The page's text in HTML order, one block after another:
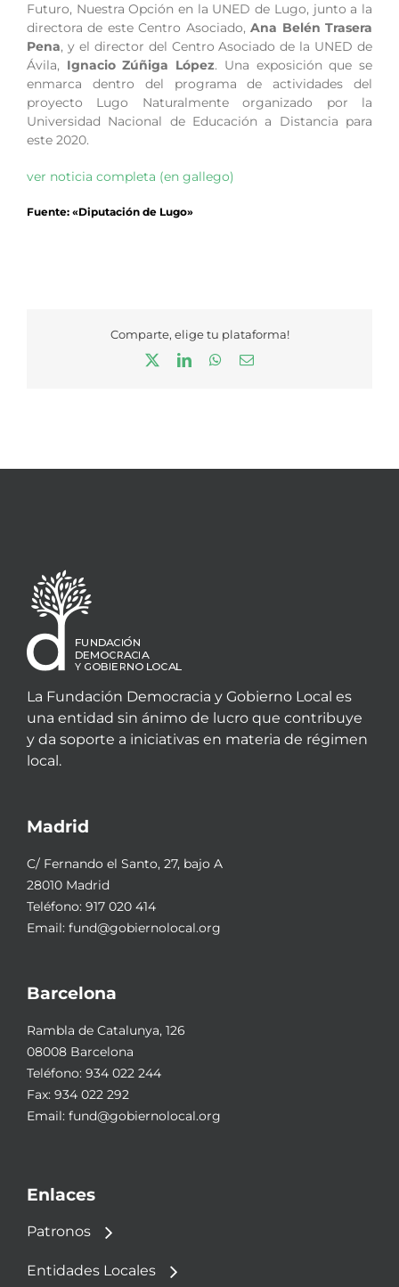
Futuro, Nuestra Opción en la UNED de Lugo, junto a la
directora de este Centro Asociado,Ana Belén Trasera
Pena, y el director del Centro Asociado de la UNED de
Ávila, Ignacio Zúñiga López. Una exposición que se
enmarca dentro del programa de actividades del
proyecto Lugo Naturalmente organizado por la
Universidad Nacional de Educación a Distancia para
este 2020.
ver noticia completa (en gallego)
Fuente: «Diputación de Lugo»
Comparte, elige tu plataforma!
LinkedInWhatsApp
Correo
La Fundación Democracia y Gobierno Local es
una entidad sin ánimo de lucro que contribuye
y da soporte a iniciativas en materia de régimen
local.
Madrid
C/ Fernando el Santo, 27, bajo A
28010 Madrid
Teléfono: 917 020 414
Email: fund@gobiernolocal.org
Barcelona
Rambla de Catalunya, 126
08008 Barcelona
Teléfono: 934 022 244
Fax: 934 022 292
Email: fund@gobiernolocal.org
Enlaces
Patronos
Entidades Locales